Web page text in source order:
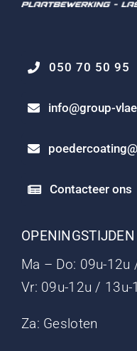
050 70 50 95
info@group-
Contacteer ons
OPENINGSTIJDEN
Ma – Do: 09u-12u
Vr: 09u-12u / 13u-
Za: Gesloten